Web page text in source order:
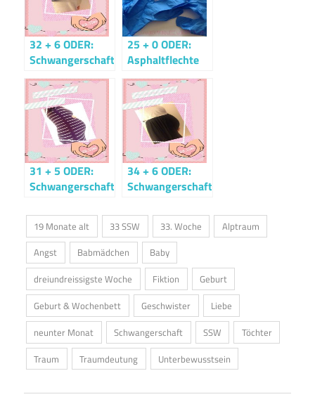
32 + 6 ODER:
Schwangerschaftsupdate
25 + 0 ODER:
Asphaltflechte
ODER: Wer
später bremst,
ist länger schnell
ODER: Gerade
nochmal
gutgegangen…
31 + 5 ODER:
Schwangerschaftsupdate
34 + 6 ODER:
Schwangerschaftsupdate
19 Monate alt 33 SSW 33. Woche
Alptraum
Angst
Babmädchen
Baby
dreiundreissigste Woche
Fiktion
Geburt
Geburt & Wochenbett
Geschwister
Liebe
neunter Monat
Schwangerschaft SSW
Töchter
Traum
Traumdeutung Unterbewusstsein